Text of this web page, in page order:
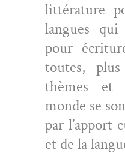
lit­téra­ture
langues qui
pour
toutes,
thèmes et
monde se
par l’apport
et de la